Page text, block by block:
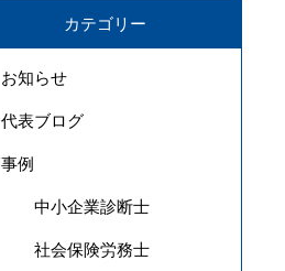
カテゴリー
お知らせ
代表ブログ
事例
中小企業診断士
社会保険労務士